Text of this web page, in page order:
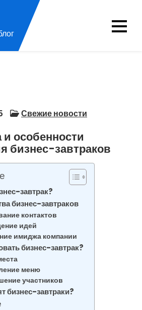
Свежие новости
особенности
бизнес-завтраков
завтрак?
бизнес-завтраков
контактов
идей
имиджа компании
бизнес-завтрак?
меню
участников
бизнес-завтраки?